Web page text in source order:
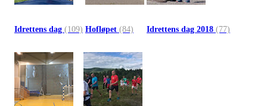
Idrettens dag (109) Hofløpet (84) Idrettens dag 2018 (77)